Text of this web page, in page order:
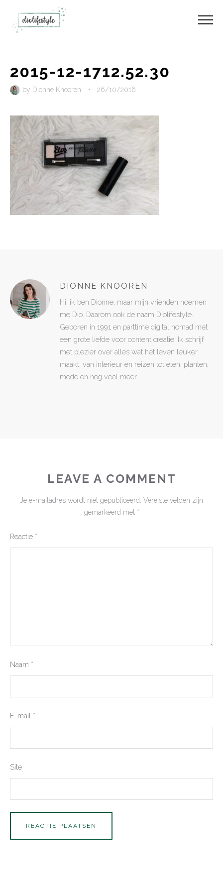
2015-12-1712.52.30
by Dionne Knooren • 26/10/2016
DIONNE KNOOREN
Hi, ik ben Dionne, maar mijn vrienden noemen
me Dio. Daarom ook de naam Diolifestyle.
Geboren in 1991 en parttime digital nomad met
een grote liefde voor content creatie. Ik schrijf
met plezier over alles wat het leven leuker
maakt: van interieur en reizen tot eten, planten,
mode en nog veel meer.
LEAVE A COMMENT
Je e-mailadres wordt niet gepubliceerd. Vereiste velden zijn
gemarkeerd met *
Reactie *
Naam *
E-mail *
Site